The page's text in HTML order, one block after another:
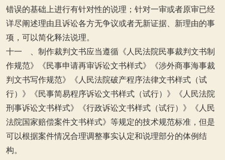
错误的基础上进行有针对性的说理；针对一审或者原审已经
详尽阐述理由且诉讼各方无争议或者无新证据、新理由的事
项，可以简化释法说理。
十一 、制作裁判文书应当遵循《人民法院民事裁判文书制
作规范》《民事申请再审诉讼文书样式》《涉外商事海事裁
判文书写作规范》《人民法院破产程序法律文书样式（试
行）》《民事简易程序诉讼文书样式（试行）》《人民法院
刑事诉讼文书样式》《行政诉讼文书样式（试行）》《人民
法院国家赔偿案件文书样式》等规定的技术规范标准，但是
可以根据案件情况合理调整事实认定和说理部分的体例结
构。